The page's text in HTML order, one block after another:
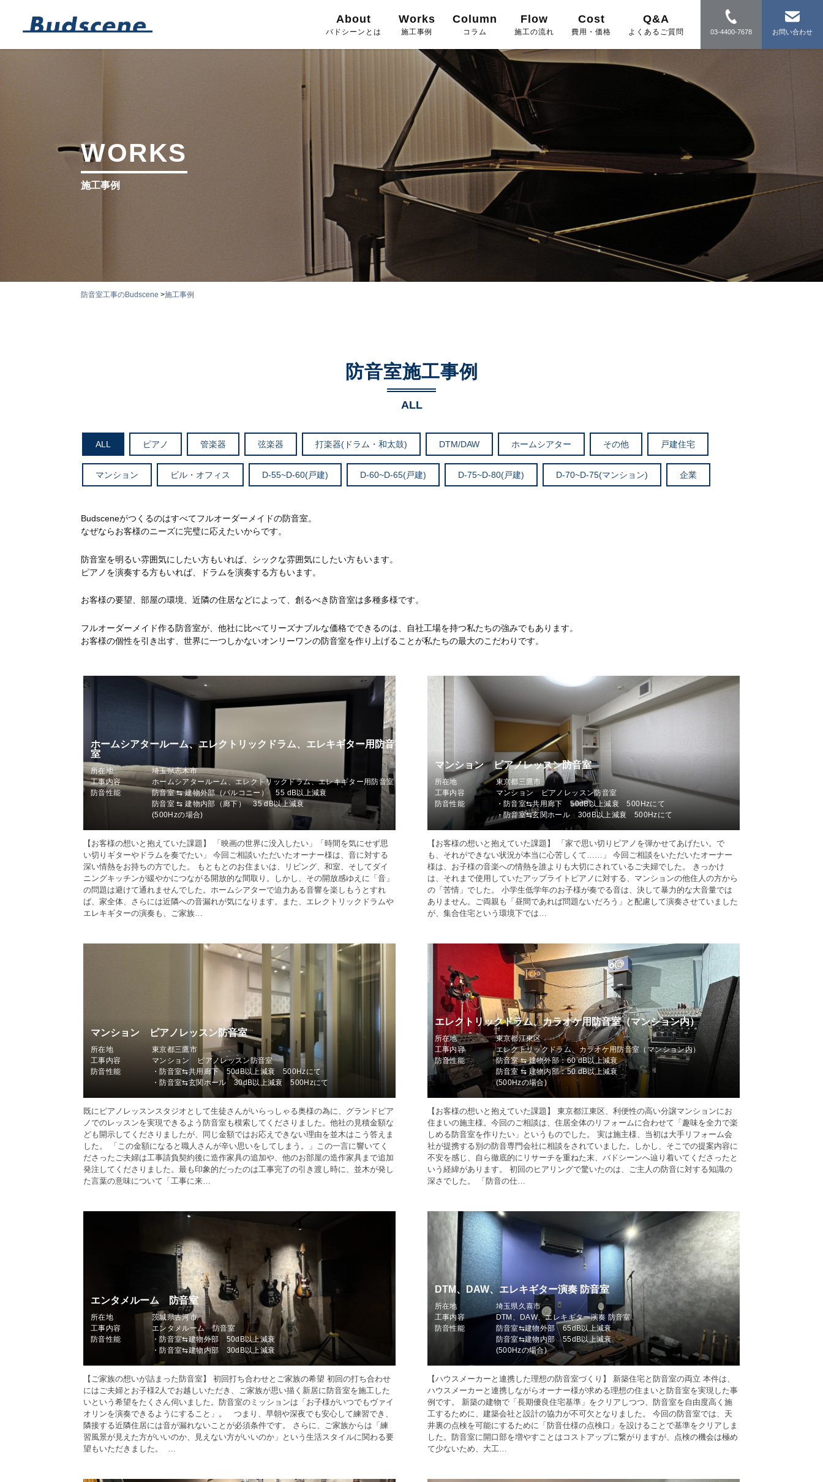
About
バドシーンとは
Works
施工事例
Column
コラム
Flow
施工の流れ
Cost
費用・価格
Q&A
よくあるご質問 03-4400-7678 お問い合わせ
WORKS
施工事例
防音室工事のBudscene >施工事例
防音室施工事例
ALL
ALL ピアノ 管楽器 弦楽器 打楽器(ドラム・和太鼓) DTM/DAW ホームシアター その他 戸建住宅
マンション ビル・オフィス D-55~D-60(戸建) D-60~D-65(戸建) D-75~D-80(戸建) D-70~D-75(マンション) 企業
Budsceneがつくるのはすべてフルオーダーメイドの防音室。
なぜならお客様のニーズに完璧に応えたいからです。
防音室を明るい雰囲気にしたい方もいれば、シックな雰囲気にしたい方もいます。
ピアノを演奏する方もいれば、ドラムを演奏する方もいます。
お客様の要望、部屋の環境、近隣の住居などによって、創るべき防音室は多種多様です。
フルオーダーメイド作る防音室が、他社に比べてリーズナブルな価格でできるのは、自社工場を持つ私たちの強みでもあります。
お客様の個性を引き出す、世界に一つしかないオンリーワンの防音室を作り上げることが私たちの最大のこだわりです。
ホームシアタールーム、エレクトリックドラム、エレキギター用防音
室
所在地
埼玉県志木市
工事内容
ホームシアタールーム、エレクトリックドラム、エレキギター用防音室
防音性能
防音室 ⇆ 建物外部（バルコニー） 55 dB以上減衰
防音室 ⇆ 建物内部（廊下） 35 dB以上減衰
(500Hzの場合)
【お客様の想いと抱えていた課題】 「映画の世界に没入したい」「時間を気にせず思
い切りギターやドラムを奏でたい」 今回ご相談いただいたオーナー様は、音に対する
深い情熱をお持ちの方でした。 もともとのお住まいは、リビング、和室、そしてダイ
ニングキッチンが緩やかにつながる開放的な間取り。しかし、その開放感ゆえに「音」
の問題は避けて通れませんでした。ホームシアターで迫力ある音響を楽しもうとすれ
ば、家全体、さらには近隣への音漏れが気になります。また、エレクトリックドラムや
エレキギターの演奏も、ご家族…
マンション ピアノレッスン防音室
所在地
東京都三鷹市
工事内容
マンション ピアノレッスン防音室
防音性能
・防音室⇆共用廊下 50dB以上減衰 500Hzにて
・防音室⇆玄関ホール 30dB以上減衰 500Hzにて
【お客様の想いと抱えていた課題】 「家で思い切りピアノを弾かせてあげたい。で
も、それができない状況が本当に心苦しくて……」 今回ご相談をいただいたオーナー
様は、お子様の音楽への情熱を誰よりも大切にされているご夫婦でした。 きっかけ
は、それまで使用していたアップライトピアノに対する、マンションの他住人の方から
の「苦情」でした。 小学生低学年のお子様が奏でる音は、決して暴力的な大音量では
ありません。ご両親も「昼間であれば問題ないだろう」と配慮して演奏させていました
が、集合住宅という環境下では…
マンション ピアノレッスン防音室
所在地
東京都三鷹市
工事内容
マンション ピアノレッスン防音室
防音性能
・防音室⇆共用廊下 50dB以上減衰 500Hzにて
・防音室⇆玄関ホール 30dB以上減衰 500Hzにて
既にピアノレッスンスタジオとして生徒さんがいらっしゃる奥様の為に、グランドピア
ノでのレッスンを実現できるよう防音室も模索してくださりました。他社の見積金額な
ども開示してくださりましたが、同じ金額ではお応えできない理由を並木はこう答えま
した。 「この金額になると職人さんが辛い思いをしてしまう。」この一言に響いてく
ださったご夫婦は工事請負契約後に造作家具の追加や、他のお部屋の造作家具まで追加
発注してくださりました。最も印象的だったのは工事完了の引き渡し時に、並木が発し
た言葉の意味について「工事に来…
エレクトリックドラム、カラオケ用防音室（マンション内）
所在地
東京都江東区
工事内容
エレクトリックドラム、カラオケ用防音室（マンション内）
防音性能
防音室 ⇆ 建物外部：60 dB以上減衰
防音室 ⇆ 建物内部：50 dB以上減衰
(500Hzの場合)
【お客様の想いと抱えていた課題】 東京都江東区、利便性の高い分譲マンションにお
住まいの施主様。今回のご相談は、住居全体のリフォームに合わせて「趣味を全力で楽
しめる防音室を作りたい」というものでした。 実は施主様、当初は大手リフォーム会
社が提携する別の防音専門会社に相談をされていました。しかし、そこでの提案内容に
不安を感じ、自ら徹底的にリサーチを重ねた末、バドシーンへ辿り着いてくださったと
いう経緯があります。 初回のヒアリングで驚いたのは、ご主人の防音に対する知識の
深さでした。 「防音の仕…
エンタメルーム 防音室
所在地
茨城県古河市
工事内容
エンタメルーム 防音室
防音性能
・防音室⇆建物外部 50dB以上減衰
・防音室⇆建物内部 30dB以上減衰
【ご家族の想いが詰まった防音室】 初回打ち合わせとご家族の希望 初回の打ち合わせ
にはご夫婦とお子様2人でお越しいただき、ご家族が思い描く新居に防音室を施工した
いという希望をたくさん伺いました。防音室のミッションは「お子様がいつでもヴァイ
オリンを演奏できるようにすること」。 つまり、早朝や深夜でも安心して練習でき、
隣接する近隣住居には音が漏れないことが必須条件です。 さらに、ご家族からは「練
習風景が見えた方がいいのか、見えない方がいいのか」という生活スタイルに関わる要
望もいただきました。 …
DTM、DAW、エレキギター演奏 防音室
所在地
埼玉県久喜市
工事内容
DTM、DAW、エレキギター演奏 防音室
防音性能
防音室⇆建物外部 65dB以上減衰
防音室⇆建物内部 55dB以上減衰
(500Hzの場合)
【ハウスメーカーと連携した理想の防音室づくり】 新築住宅と防音室の両立 本件は、
ハウスメーカーと連携しながらオーナー様が求める理想の住まいと防音室を実現した事
例です。 新築の建物で「長期優良住宅基準」をクリアしつつ、防音室を自由度高く施
工するために、建築会社と設計の協力が不可欠となりました。 今回の防音室では、天
井裏の点検を可能にするために「防音仕様の点検口」を設けることで基準をクリアしま
した。防音室に開口部を増やすことはコストアップに繋がりますが、点検の機会は極め
て少ないため、大工…